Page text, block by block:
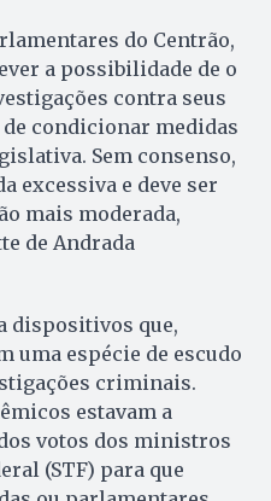
do Centrão,
a possibilidade de o
contra seus
condicionar medidas
Sem consenso,
excessiva e deve ser
mais moderada,
de Andrada
dispositivos que,
uma espécie de escudo
criminais.
estavam a
votos dos ministros
(STF) para que